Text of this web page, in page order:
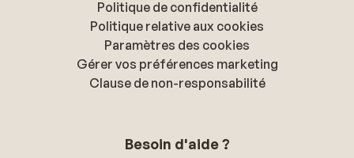
Politique de confidentialité
Politique relative aux cookies
Paramètres des cookies
Gérer vos préférences marketing
Clause de non-responsabilité
Besoin d'aide ?